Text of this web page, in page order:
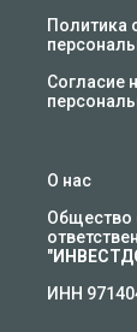
Политика
Согласие
О нас
Общество
"
ИНН